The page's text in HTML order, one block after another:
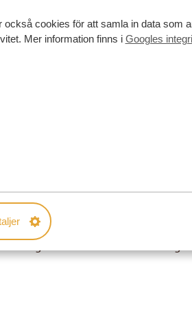
också cookies för att samla in data som
Mer information finns i Googles
varje dag. I praktiken
långt utanför parkerna
lämna vildmarken tidigt på
är att ge dig så mycket tid som
som vi minimerar onödiga timmar
plats till plats eller bocka av så
och ge Afrika tid att överraska dig